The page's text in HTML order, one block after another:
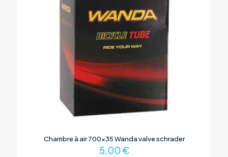
Chambre à air 700×35 Wanda valve schrader
5,00 €